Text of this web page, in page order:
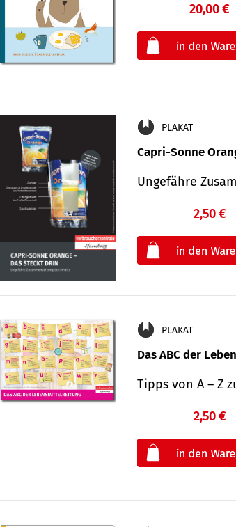
20,00 €
PLAKAT
Capri-Sonne
Ungefähre
2,50 €
PLAKAT
Das ABC der
Tipps von A – Z
2,50 €